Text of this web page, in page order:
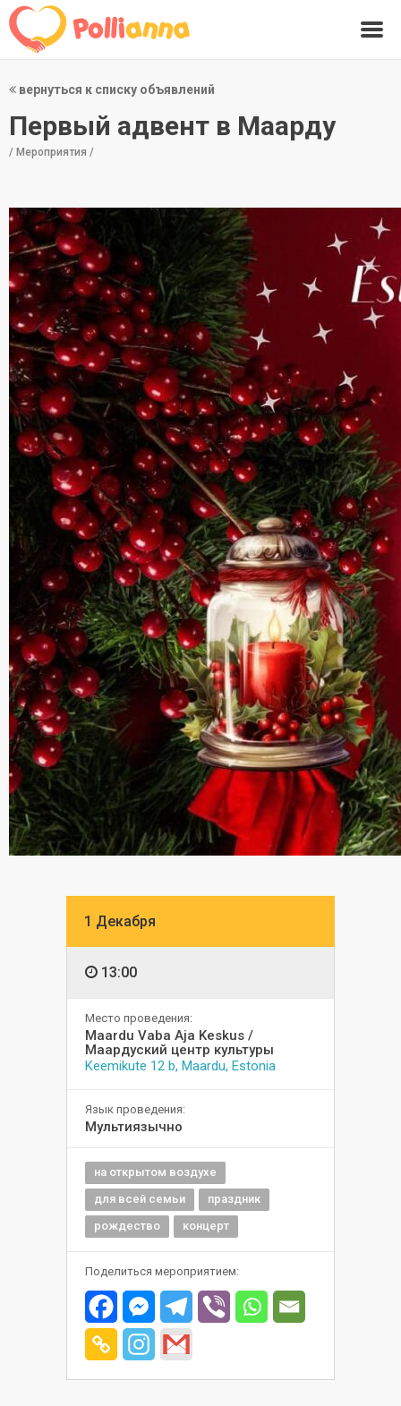
вернуться к списку объявлений
Первый адвент в Маарду
/ Мероприятия /
1 Декабря
13:00
Место проведения:
Maardu Vaba Aja Keskus /
Маардуский центр культуры
Keemikute 12 b, Maardu, Estonia
Язык проведения:
Мультиязычно
на открытом воздухе
для всей семьи
праздник
рождество
концерт
Поделиться мероприятием: